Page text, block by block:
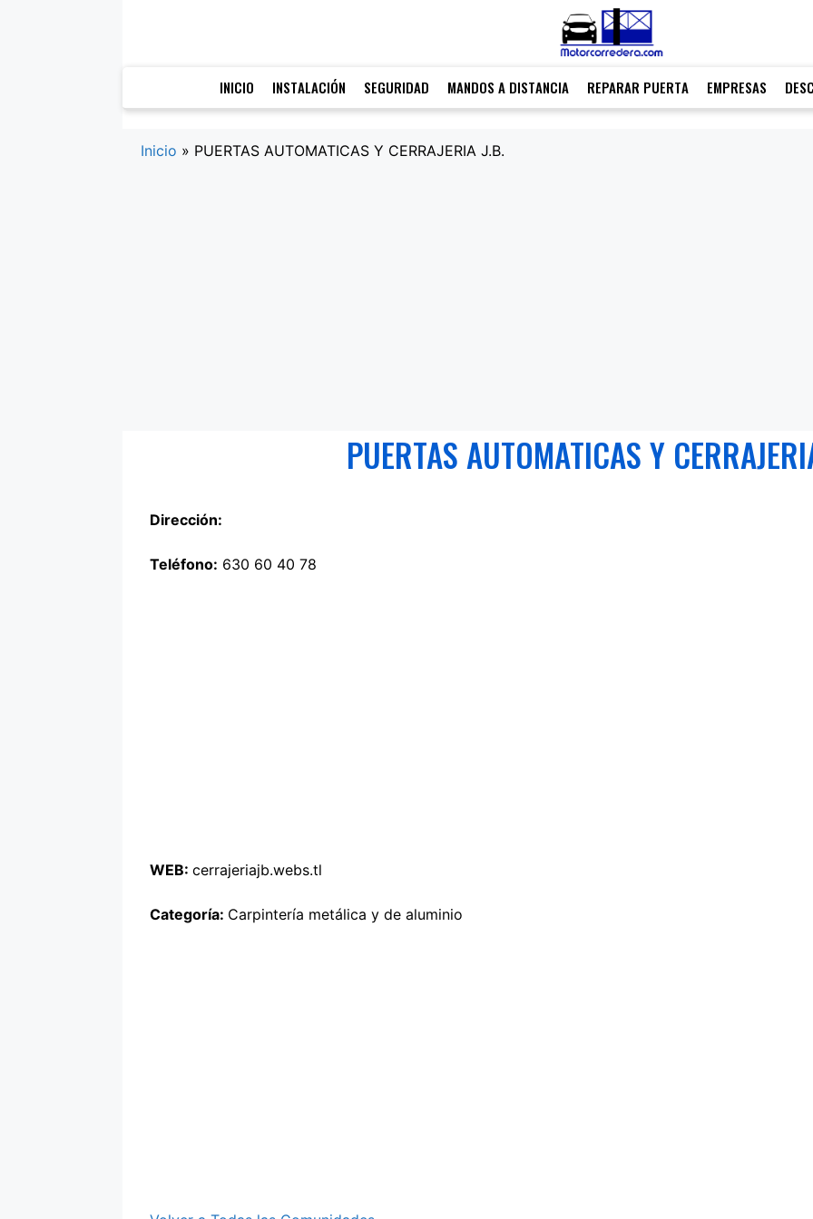
INICIO INSTALACIÓN SEGURIDAD MANDOS A DISTANCIA REPARAR PUERTA EMPRESAS
Inicio » PUERTAS AUTOMATICAS Y CERRAJERIA J.B.
PUERTAS AUTOMATICAS Y
Dirección:
Teléfono: 630 60 40 78
WEB: cerrajeriajb.webs.tl
Categoría: Carpintería metálica y de aluminio